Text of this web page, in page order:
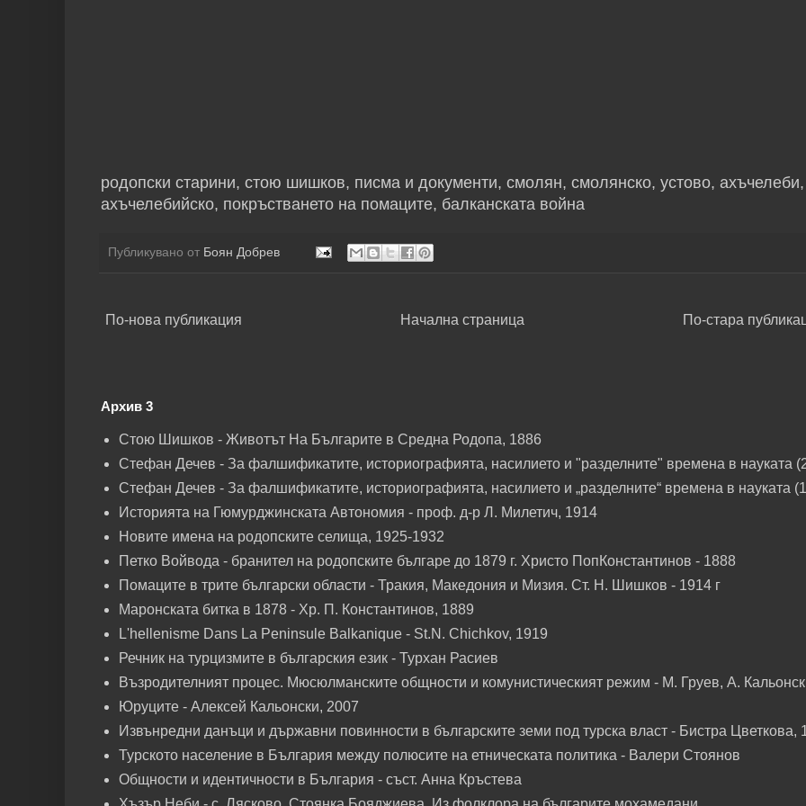
родопски старини, стою шишков, писма и документи, смолян, смолянско, устово, ахъчелеби,
ахъчелебийско, покръстването на помаците, балканската война
Публикувано от Боян Добрев
По-нова публикация По-стара
Начална страница
Архив 3
Стою Шишков - Животът На Българите в Средна Родопа, 1886
Стефан Дечев - За фалшификатите, историографията, насилието и "разделните" времена в науката
Стефан Дечев - За фалшификатите, историографията, насилието и „разделните“ времена в науката
Историята на Гюмурджинската Автономия - проф. д-р Л. Милетич, 1914
Новите имена на родопските селища, 1925-1932
Петко Войвода - бранител на родопските българе до 1879 г. Христо ПопКонстантинов - 1888
Помаците в трите български области - Тракия, Македония и Мизия. Ст. Н. Шишков - 1914 г
Маронската битка в 1878 - Хр. П. Константинов, 1889
L'hellenisme Dans La Peninsule Balkanique - St.N. Chichkov, 1919
Речник на турцизмите в българския език - Турхан Расиев
Възродителният процес. Мюсюлманските общности и комунистическият режим - М. Груев, А.
Юруците - Алексей Кальонски, 2007
Извънредни данъци и държавни повинности в българските земи под турска власт - Бистра Цветкова,
Турското население в България между полюсите на етническата политика - Валери Стоянов
Общности и идентичности в България - съст. Анна Кръстева